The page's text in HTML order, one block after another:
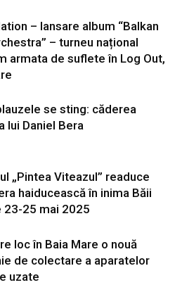
– lansare album “Balkan
– turneu național
armata de suflete în Log Out,
se sting: căderea
lui Daniel Bera
„Pintea Viteazul” readuce
haiducească în inima Băii
23-25 mai 2025
loc în Baia Mare o nouă
de colectare a aparatelor
uzate